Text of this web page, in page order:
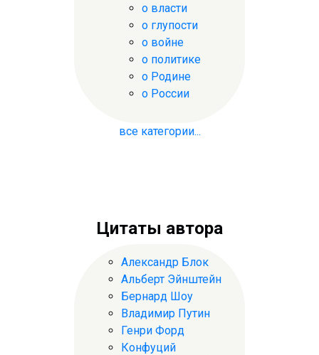
о власти
о глупости
о войне
о политике
о Родине
о России
все категории...
Цитаты автора
Александр Блок
Альберт Эйнштейн
Бернард Шоу
Владимир Путин
Генри Форд
Конфуций